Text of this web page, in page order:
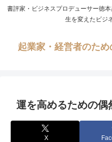
書評家・ビジネスプロデューサー徳
生を変えたビジ
起業家・経営者のため
運を高めるための偶
X